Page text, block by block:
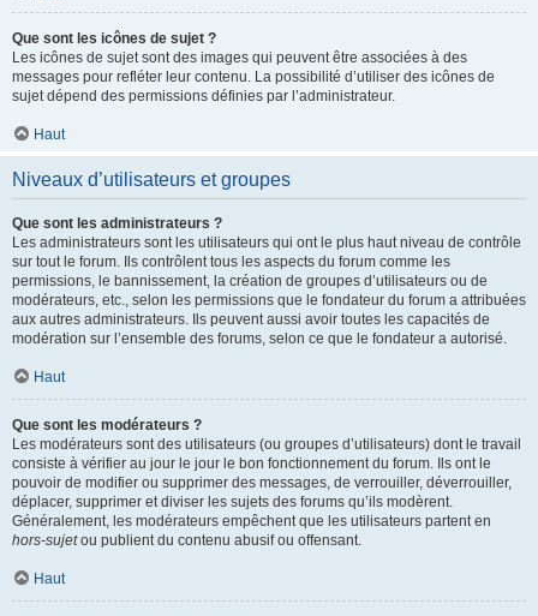
Que sont les icônes de sujet ?
Les icônes de sujet sont des images qui peuvent être associées à des
messages pour refléter leur contenu. La possibilité d’utiliser des icônes de
sujet dépend des permissions définies par l’administrateur.
Haut
Niveaux d’utilisateurs et groupes
Que sont les administrateurs ?
Les administrateurs sont les utilisateurs qui ont le plus haut niveau de contrôle
sur tout le forum. Ils contrôlent tous les aspects du forum comme les
permissions, le bannissement, la création de groupes d’utilisateurs ou de
modérateurs, etc., selon les permissions que le fondateur du forum a attribuées
aux autres administrateurs. Ils peuvent aussi avoir toutes les capacités de
modération sur l’ensemble des forums, selon ce que le fondateur a autorisé.
Haut
Que sont les modérateurs ?
Les modérateurs sont des utilisateurs (ou groupes d’utilisateurs) dont le travail
consiste à vérifier au jour le jour le bon fonctionnement du forum. Ils ont le
pouvoir de modifier ou supprimer des messages, de verrouiller, déverrouiller,
déplacer, supprimer et diviser les sujets des forums qu’ils modèrent.
Généralement, les modérateurs empêchent que les utilisateurs partent en
hors-sujetou publient du contenu abusif ou offensant.
Haut